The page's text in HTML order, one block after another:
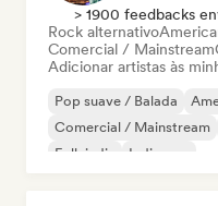
> 1900 feedbacks
Rock alternativo
Comercial / Mainstream
Adicionar artistas às
Pop suave / Balada
Comercial / Mainstream
Folk indie
Indie pop